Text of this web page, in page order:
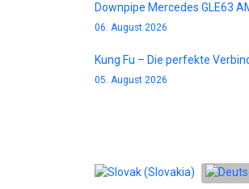
Downpipe Mercedes GLE63
06. August 2026
Kung Fu – Die perfekte
05. August 2026